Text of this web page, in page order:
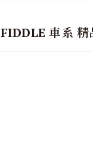
FIDDLE 車系 精